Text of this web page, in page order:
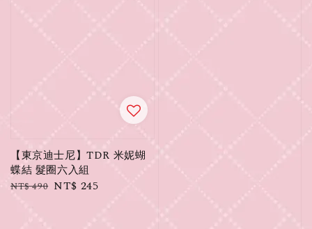
【東京迪士尼】TDR 米妮蝴
蝶結 髮圈六入組
Regular
NT$ 490 Sale
NT$ 245